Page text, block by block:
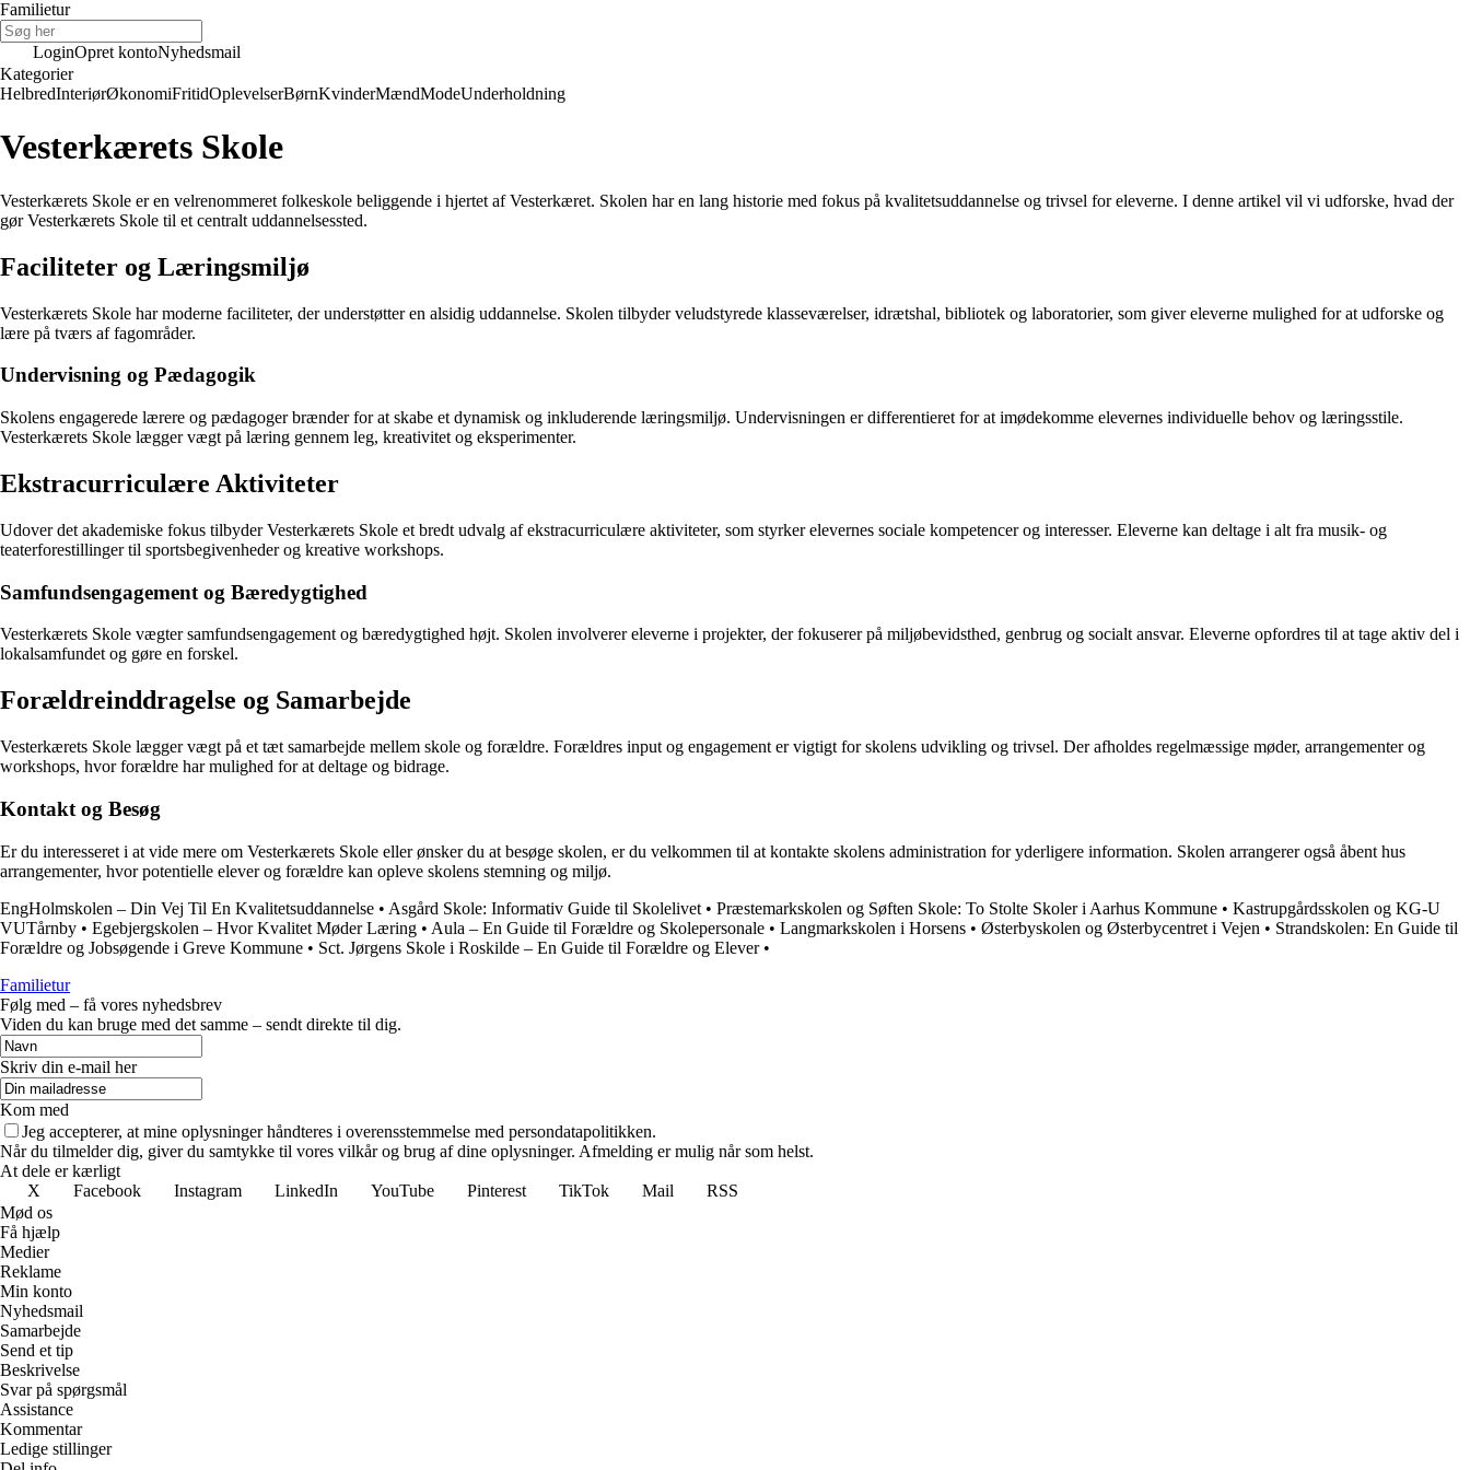
Familietur
LoginOpret kontoNyhedsmail
Kategorier
HelbredInteriørØkonomiFritidOplevelserBørnKvinderMændModeUnderholdning
Vesterkærets Skole
Vesterkærets Skole er en velrenommeret folkeskole beliggende i hjertet af Vesterkæret. Skolen har en lang historie med fokus på kvalitetsuddannelse og trivsel for eleverne. I denne artikel vil vi udforske, hvad der
gør Vesterkærets Skole til et centralt uddannelsessted.
Faciliteter og Læringsmiljø
Vesterkærets Skole har moderne faciliteter, der understøtter en alsidig uddannelse. Skolen tilbyder veludstyrede klasseværelser, idrætshal, bibliotek og laboratorier, som giver eleverne mulighed for at udforske og
lære på tværs af fagområder.
Undervisning og Pædagogik
Skolens engagerede lærere og pædagoger brænder for at skabe et dynamisk og inkluderende læringsmiljø. Undervisningen er differentieret for at imødekomme elevernes individuelle behov og læringsstile.
Vesterkærets Skole lægger vægt på læring gennem leg, kreativitet og eksperimenter.
Ekstracurriculære Aktiviteter
Udover det akademiske fokus tilbyder Vesterkærets Skole et bredt udvalg af ekstracurriculære aktiviteter, som styrker elevernes sociale kompetencer og interesser. Eleverne kan deltage i alt fra musik- og
teaterforestillinger til sportsbegivenheder og kreative workshops.
Samfundsengagement og Bæredygtighed
Vesterkærets Skole vægter samfundsengagement og bæredygtighed højt. Skolen involverer eleverne i projekter, der fokuserer på miljøbevidsthed, genbrug og socialt ansvar. Eleverne opfordres til at tage aktiv del i
lokalsamfundet og gøre en forskel.
Forældreinddragelse og Samarbejde
Vesterkærets Skole lægger vægt på et tæt samarbejde mellem skole og forældre. Forældres input og engagement er vigtigt for skolens udvikling og trivsel. Der afholdes regelmæssige møder, arrangementer og
workshops, hvor forældre har mulighed for at deltage og bidrage.
Kontakt og Besøg
Er du interesseret i at vide mere om Vesterkærets Skole eller ønsker du at besøge skolen, er du velkommen til at kontakte skolens administration for yderligere information. Skolen arrangerer også åbent hus
arrangementer, hvor potentielle elever og forældre kan opleve skolens stemning og miljø.
EngHolmskolen – Din Vej Til En Kvalitetsuddannelse • Asgård Skole: Informativ Guide til Skolelivet • Præstemarkskolen og Søften Skole: To Stolte Skoler i Aarhus Kommune • Kastrupgårdsskolen og KG-U
VUTårnby • Egebjergskolen – Hvor Kvalitet Møder Læring • Aula – En Guide til Forældre og Skolepersonale • Langmarkskolen i Horsens • Østerbyskolen og Østerbycentret i Vejen • Strandskolen: En Guide til
Forældre og Jobsøgende i Greve Kommune • Sct. Jørgens Skole i Roskilde – En Guide til Forældre og Elever•
Familietur
Følg med – få vores nyhedsbrev
Viden du kan bruge med det samme – sendt direkte til dig.
Skriv din e-mail her
Kom med
Jeg accepterer, at mine oplysninger håndteres i overensstemmelse med persondatapolitikken.
Når du tilmelder dig, giver du samtykke til vores vilkår og brug af dine oplysninger. Afmelding er mulig når som helst.
At dele er kærligt
X
Facebook Instagram LinkedIn YouTube Pinterest TikTok Mail
RSS
Mød os
Få hjælp
Medier
Reklame
Min konto
Nyhedsmail
Samarbejde
Send et tip
Beskrivelse
Svar på spørgsmål
Assistance
Kommentar
Ledige stillinger